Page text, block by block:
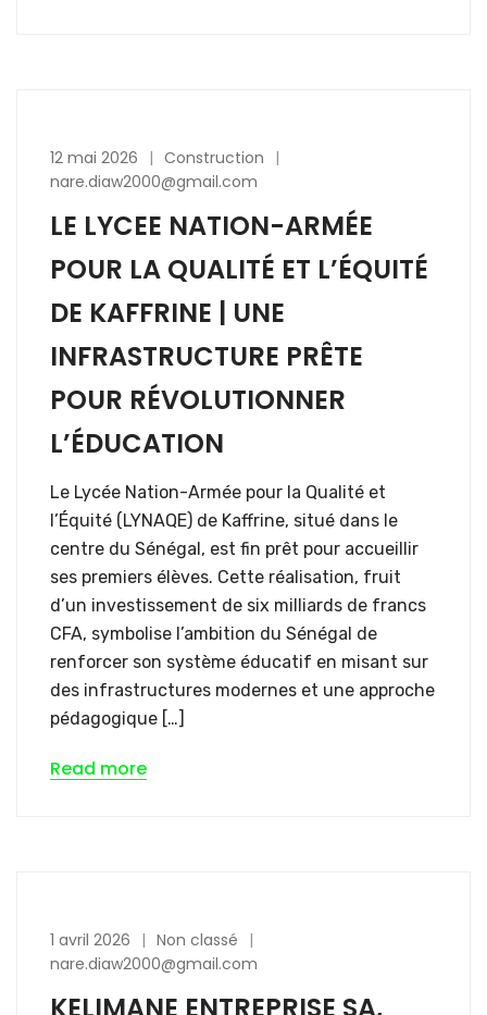
12 mai 2026
Construction
nare.diaw2000@gmail.com
LE LYCEE NATION-ARMÉE
POUR LA QUALITÉ ET L’ÉQUITÉ
DE KAFFRINE | UNE
INFRASTRUCTURE PRÊTE
POUR RÉVOLUTIONNER
L’ÉDUCATION
Le Lycée Nation-Armée pour la Qualité et
l’Équité (LYNAQE) de Kaffrine, situé dans le
centre du Sénégal, est fin prêt pour accueillir
ses premiers élèves. Cette réalisation, fruit
d’un investissement de six milliards de francs
CFA, symbolise l’ambition du Sénégal de
renforcer son système éducatif en misant sur
des infrastructures modernes et une approche
pédagogique […]
Read more
1 avril 2026
Non classé
nare.diaw2000@gmail.com